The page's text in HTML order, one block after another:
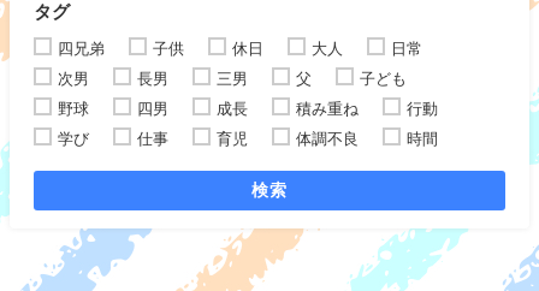
タグ
四兄弟 子供 休日 大人
日常
次男
長男 三男 父
子ども
野球
四男 成長 積み重ね
行動
学び
仕事 育児 体調不良 時間
検索